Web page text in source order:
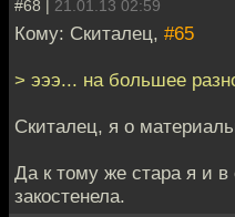
#68 | 21.01.13 02:59
Кому: Скиталец, #65
> эээ... на большее
Скиталец, я о
Да к тому же стара я и в
закостенела.